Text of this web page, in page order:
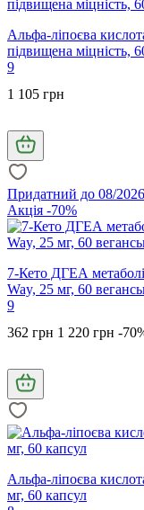
Альфа-ліпоєва
підвищена міцність,
9
1 105 грн
Придатний до 08/2026
Акція -70%
7-Кето ДГЕА
Way, 25 мг, 60
9
362 грн 1 220 грн -
Альфа-ліпоєва
мг, 60 капсул